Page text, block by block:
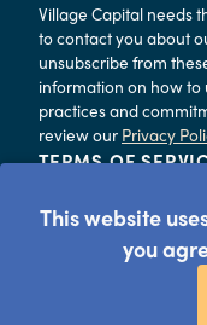
Village Capital needs
to contact you about
unsubscribe from
information on how to
practices and
review our Privacy
TERMS OF
©2026Village
This website
you